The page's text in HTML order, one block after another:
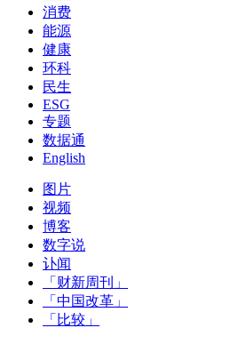
消费
能源
健康
环科
民生
ESG
专题
数据通
English
图片
视频
博客
数字说
讣闻
「财新周刊」
「中国改革」
「比较」